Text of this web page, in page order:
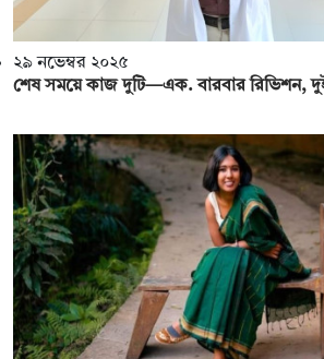
২৯ নভেম্বর ২০২৫
শেষ সময়ে কাজ দুটি—এক. বারবার রিভিশন, দুই.